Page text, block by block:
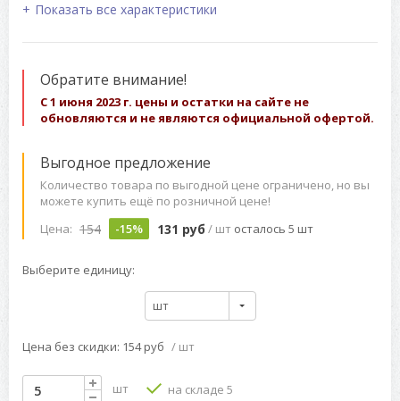
Показать все характеристики
Обратите внимание!
С 1 июня 2023 г. цены и остатки на сайте не
обновляются и не являются официальной офертой.
Выгодное предложение
Количество товара по выгодной цене ограничено, но вы
можете купить ещё по розничной цене!
Цена: 154 -15% 131 руб / шт осталось 5 шт
Выберите единицу:
шт
Цена без скидки: 154 руб / шт
шт на складе 5